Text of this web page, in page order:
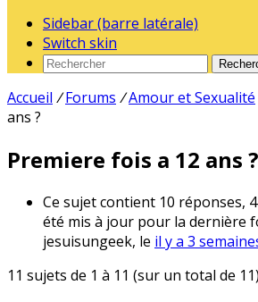
Sidebar (barre latérale)
Switch skin
Accueil / Forums /Amour et Sexualité
ans ?
Premiere fois a 12 ans ?
Ce sujet contient 10 réponses,
été mis à jour pour la dernière
jesuisungeek, le il y a 3
11 sujets de 1 à 11 (sur un total de 11)